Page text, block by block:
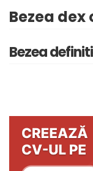
Bezea
Bezea